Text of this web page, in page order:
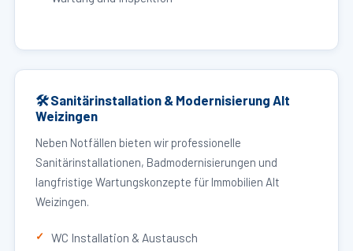
🛠 Sanitärinstallation & Modernisierung Alt
Weizingen
Neben Notfällen bieten wir professionelle
Sanitärinstallationen, Badmodernisierungen und
langfristige Wartungskonzepte für Immobilien Alt
Weizingen.
WC Installation & Austausch